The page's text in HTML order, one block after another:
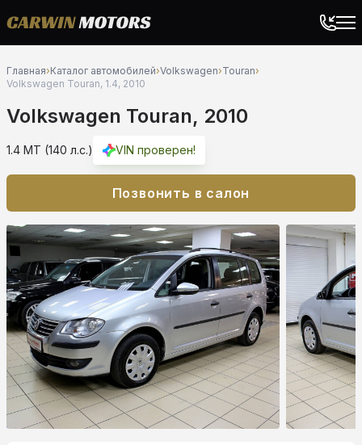
Главная›Каталог автомобилей›Volkswagen›Touran›
Volkswagen Touran, 1.4, 2010
Volkswagen Touran, 2010
1.4 MT (140 л.с.) VIN проверен!
Позвонить в салон